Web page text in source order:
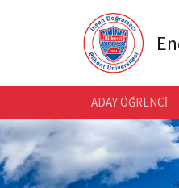
ADAY ÖĞRENCI